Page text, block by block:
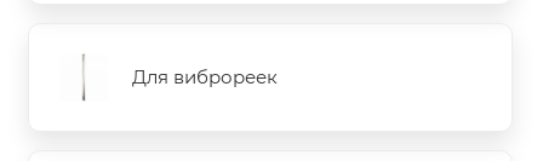
Для виброреек